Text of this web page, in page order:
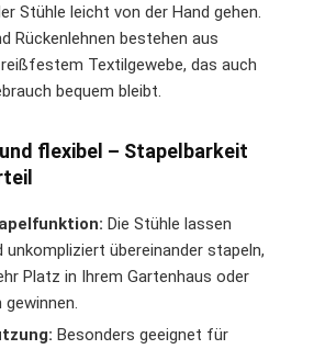
Stühle leicht von der Hand gehen.
Rückenlehnen bestehen aus
Textilgewebe, das auch
bequem bleibt.
flexibel – Stapelbarkeit
Die Stühle lassen
unkompliziert übereinander stapeln,
Platz in Ihrem Gartenhaus oder
Besonders geeignet für